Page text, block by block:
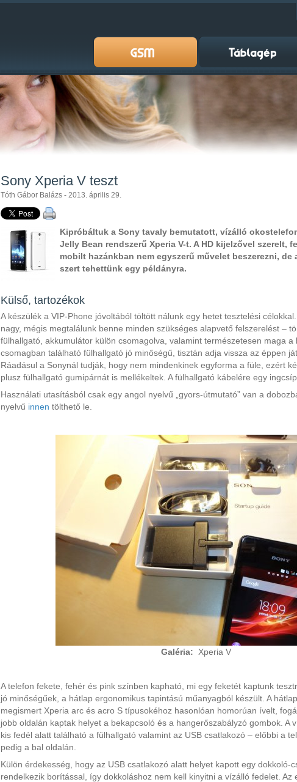
Sony Xperia V teszt
Tóth Gábor Balázs - 2013. április 29.
Kipróbáltuk a Sony tavaly bemutatott, vízálló
Jelly Bean rendszerű Xperia V-t. A HD kijelzővel szerelt,
mobilt hazánkban nem egyszerű művelet beszerezni, de
szert tehettünk egy példányra.
Külső, tartozékok
A készülék a VIP-Phone jóvoltából töltött nálunk egy hetet tesztelési
nagy, mégis megtalálunk benne minden szükséges alapvető felszerelést –
fülhallgató, akkumulátor külön csomagolva, valamint természetesen maga a
csomagban található fülhallgató jó minőségű, tisztán adja vissza az éppen
Ráadásul a Sonynál tudják, hogy nem mindenkinek egyforma a füle, ezért
plusz fülhallgató gumipárnát is mellékeltek. A fülhallgató kábelére egy
Használati utasításból csak egy angol nyelvű „gyors-útmutató” van a
nyelvű innen tölthető le.
Galéria: Xperia V
A telefon fekete, fehér és pink színben kapható, mi egy feketét kaptunk
jó minőségűek, a hátlap ergonomikus tapintású műanyagból készült. A
megismert Xperia arc és acro S típusokéhoz hasonlóan homorúan ívelt,
jobb oldalán kaptak helyet a bekapcsoló és a hangerőszabályzó gombok. A
kis fedél alatt található a fülhallgató valamint az USB csatlakozó – előbbi a
pedig a bal oldalán.
Külön érdekesség, hogy az USB csatlakozó alatt helyet kapott egy dokkoló-
rendelkezik borítással, így dokkoláshoz nem kell kinyitni a vízálló fedelet. Az